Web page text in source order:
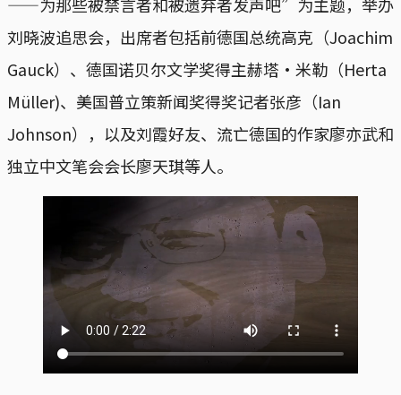
刘晓波追思会，出席者包括前德国总统高克（Joachim
Gauck）、德国诺贝尔文学奖得主赫塔·米勒（Herta
Müller)、美国普立策新闻奖得奖记者张彦（Ian
Johnson），以及刘霞好友、流亡德国的作家廖亦武和
独立中文笔会会长廖天琪等人。